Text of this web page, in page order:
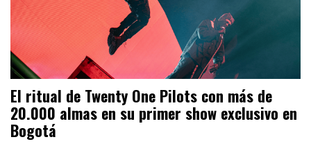
El ritual de Twenty One Pilots con más de
20.000 almas en su primer show exclusivo en
Bogotá